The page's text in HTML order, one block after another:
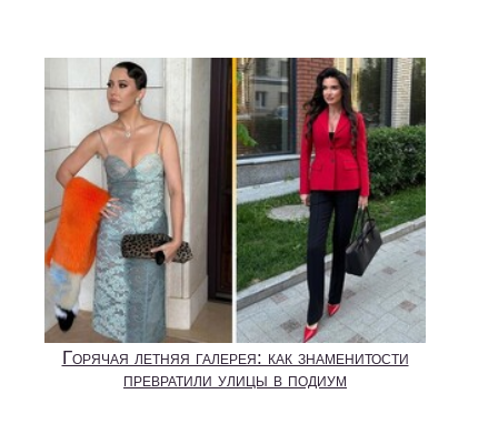
Горячая летняя галерея: как знаменитости
превратили улицы в подиум